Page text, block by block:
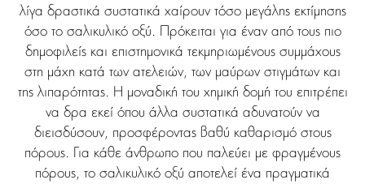
λίγα δραστικά συστατικά χαίρουν τόσο μεγάλης εκτίμησης
όσο το σαλικυλικό οξύ. Πρόκειται για έναν από τους πιο
δημοφιλείς και επιστημονικά τεκμηριωμένους συμμάχους
στη μάχη κατά των ατελειών, των μαύρων στιγμάτων και
της λιπαρότητας. Η μοναδική του χημική δομή του επιτρέπει
να δρα εκεί όπου άλλα συστατικά αδυνατούν να
διεισδύσουν, προσφέροντας βαθύ καθαρισμό στους
πόρους. Για κάθε άνθρωπο που παλεύει με φραγμένους
πόρους, το σαλικυλικό οξύ αποτελεί ένα πραγματικά